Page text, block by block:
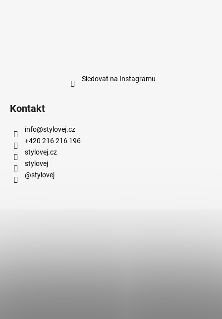
Sledovat na Instagramu
Kontakt
info@stylovej.cz
+420 216 216 196
stylovej.cz
stylovej
@stylovej